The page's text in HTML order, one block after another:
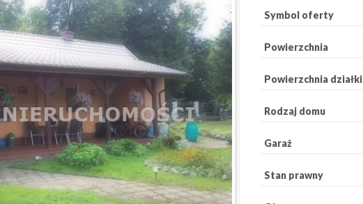
Symbol oferty
Powierzchnia
Powierzchnia działki
Rodzaj domu
Garaż
Stan prawny